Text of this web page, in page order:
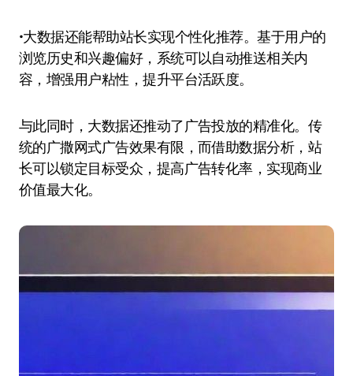
•大数据还能帮助站长实现个性化推荐。基于用户的
浏览历史和兴趣偏好，系统可以自动推送相关内
容，增强用户粘性，提升平台活跃度。
与此同时，大数据还推动了广告投放的精准化。传
统的广撒网式广告效果有限，而借助数据分析，站
长可以锁定目标受众，提高广告转化率，实现商业
价值最大化。